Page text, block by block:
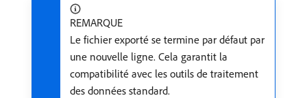
REMARQUE
Le fichier exporté se termine par défaut par
une nouvelle ligne. Cela garantit la
compatibilité avec les outils de traitement
des données standard.